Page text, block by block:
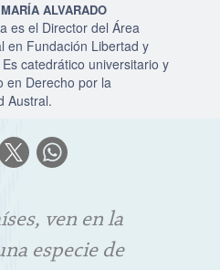
ALVARADO
es el Director del Área
en Fundación Libertad y
catedrático universitario y
en Derecho por la
Austral.
ven en la
especie de